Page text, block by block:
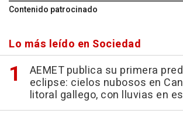
Contenido patrocinado
Lo más leído en Sociedad
AEMET publica su primera
eclipse: cielos nubosos en
litoral gallego, con lluvias en